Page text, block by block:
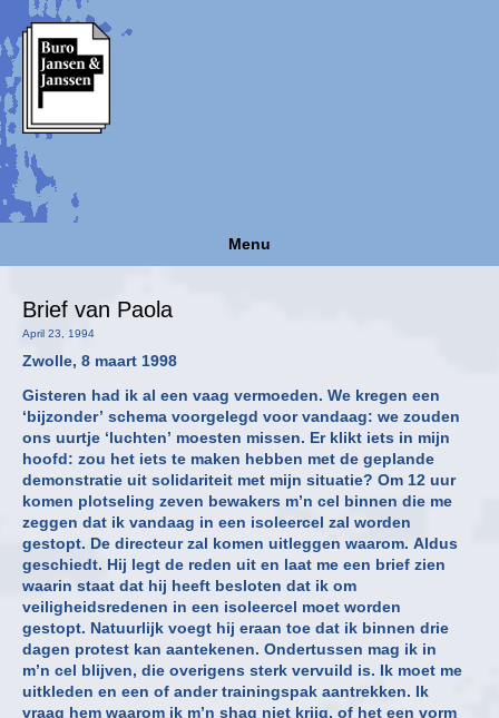
Menu
Brief van Paola
April 23, 1994
Zwolle, 8 maart 1998
Gisteren had ik al een vaag vermoeden. We kregen een
‘bijzonder’ schema voorgelegd voor vandaag: we zouden
ons uurtje ‘luchten’ moesten missen. Er klikt iets in mijn
hoofd: zou het iets te maken hebben met de geplande
demonstratie uit solidariteit met mijn situatie? Om 12 uur
komen plotseling zeven bewakers m’n cel binnen die me
zeggen dat ik vandaag in een isoleercel zal worden
gestopt. De directeur zal komen uitleggen waarom. Aldus
geschiedt. Hij legt de reden uit en laat me een brief zien
waarin staat dat hij heeft besloten dat ik om
veiligheidsredenen in een isoleercel moet worden
gestopt. Natuurlijk voegt hij eraan toe dat ik binnen drie
dagen protest kan aantekenen. Ondertussen mag ik in
m’n cel blijven, die overigens sterk vervuild is. Ik moet me
uitkleden en een of ander trainingspak aantrekken. Ik
vraag hem waarom ik m’n shag niet krijg, of het een vorm